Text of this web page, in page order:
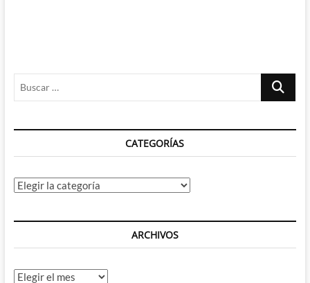
Buscar
CATEGORÍAS
Categorías
ARCHIVOS
Archivos